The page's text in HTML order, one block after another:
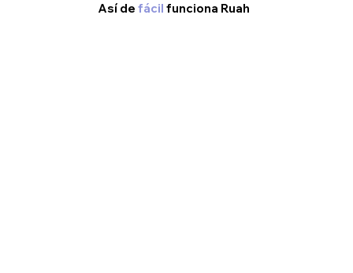
Así de fácil funciona Ruah